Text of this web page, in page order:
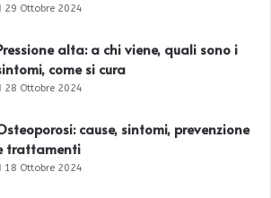
29 Ottobre 2024
alta: a chi viene, quali sono i
come si cura
28 Ottobre 2024
cause, sintomi, prevenzione
trattamenti
18 Ottobre 2024